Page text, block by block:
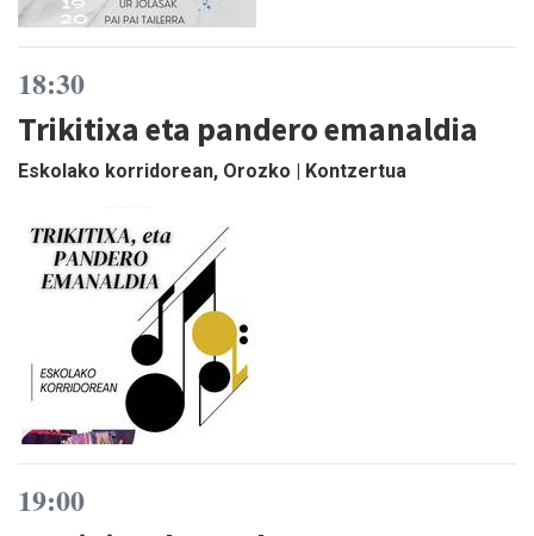
18:30
Trikitixa eta pandero emanaldia
Eskolako korridorean, Orozko | Kontzertua
19:00